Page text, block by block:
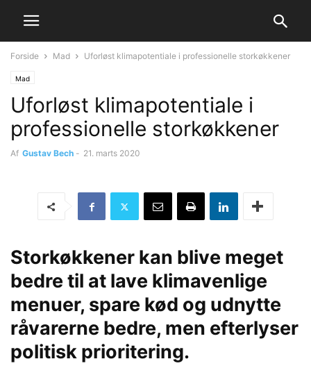
Forside Mad Uforløst klimapotentiale i professionelle storkøkkener
Mad
Uforløst klimapotentiale i
professionelle storkøkkener
Af Gustav Bech - 21. marts 2020
Storkøkkener kan blive meget
bedre til at lave klimavenlige
menuer, spare kød og udnytte
råvarerne bedre, men efterlyser
politisk prioritering.